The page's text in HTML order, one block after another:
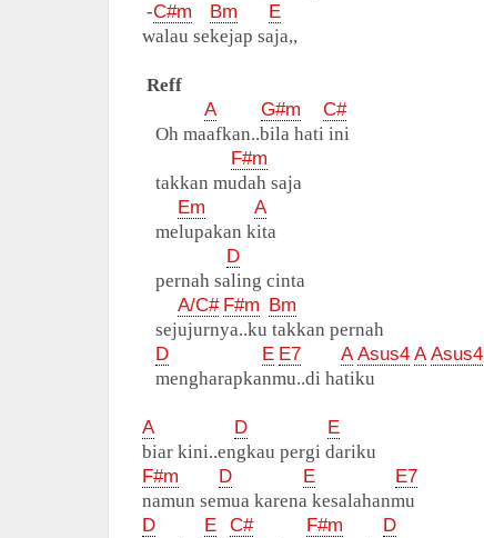
-C#m Bm
E
walau sekejap saja,,
Reff
A
G#m
C#
Oh maafkan..bila hati ini
F#m
takkan mudah saja
Em
A
melupakan kita
D
pernah saling cinta
A/C# F#m Bm
sejujurnya..ku takkan pernah
D
E E7 A Asus4 A Asus4
mengharapkanmu..di hatiku
A D
E
biar kini..engkau pergi dariku
F#m
D E
E7
namun semua karena kesalahanmu
D
E C# F#m
D